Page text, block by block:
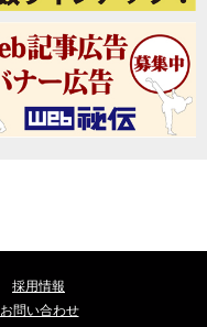
採用情報
お問い合わせ